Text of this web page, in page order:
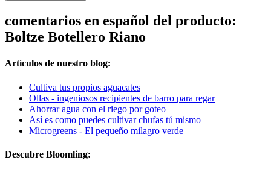
comentarios en español del producto:
Boltze Botellero Riano
Artículos de nuestro blog:
Cultiva tus propios aguacates
Ollas - ingeniosos recipientes de barro para regar
Ahorrar agua con el riego por goteo
Así es como puedes cultivar chufas tú mismo
Microgreens - El pequeño milagro verde
Descubre Bloomling: